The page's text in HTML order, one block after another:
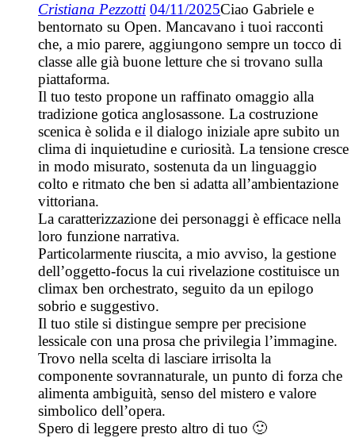
Cristiana Pezzotti 04/11/2025Ciao Gabriele e
bentornato su Open. Mancavano i tuoi racconti
che, a mio parere, aggiungono sempre un tocco di
classe alle già buone letture che si trovano sulla
piattaforma.
Il tuo testo propone un raffinato omaggio alla
tradizione gotica anglosassone. La costruzione
scenica è solida e il dialogo iniziale apre subito un
clima di inquietudine e curiosità. La tensione cresce
in modo misurato, sostenuta da un linguaggio
colto e ritmato che ben si adatta all’ambientazione
vittoriana.
La caratterizzazione dei personaggi è efficace nella
loro funzione narrativa.
Particolarmente riuscita, a mio avviso, la gestione
dell’oggetto-focus la cui rivelazione costituisce un
climax ben orchestrato, seguito da un epilogo
sobrio e suggestivo.
Il tuo stile si distingue sempre per precisione
lessicale con una prosa che privilegia l’immagine.
Trovo nella scelta di lasciare irrisolta la
componente sovrannaturale, un punto di forza che
alimenta ambiguità, senso del mistero e valore
simbolico dell’opera.
Spero di leggere presto altro di tuo 🙂